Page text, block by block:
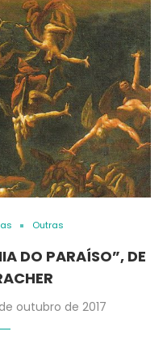
Outras
DO PARAÍSO”, DE
outubro de 2017